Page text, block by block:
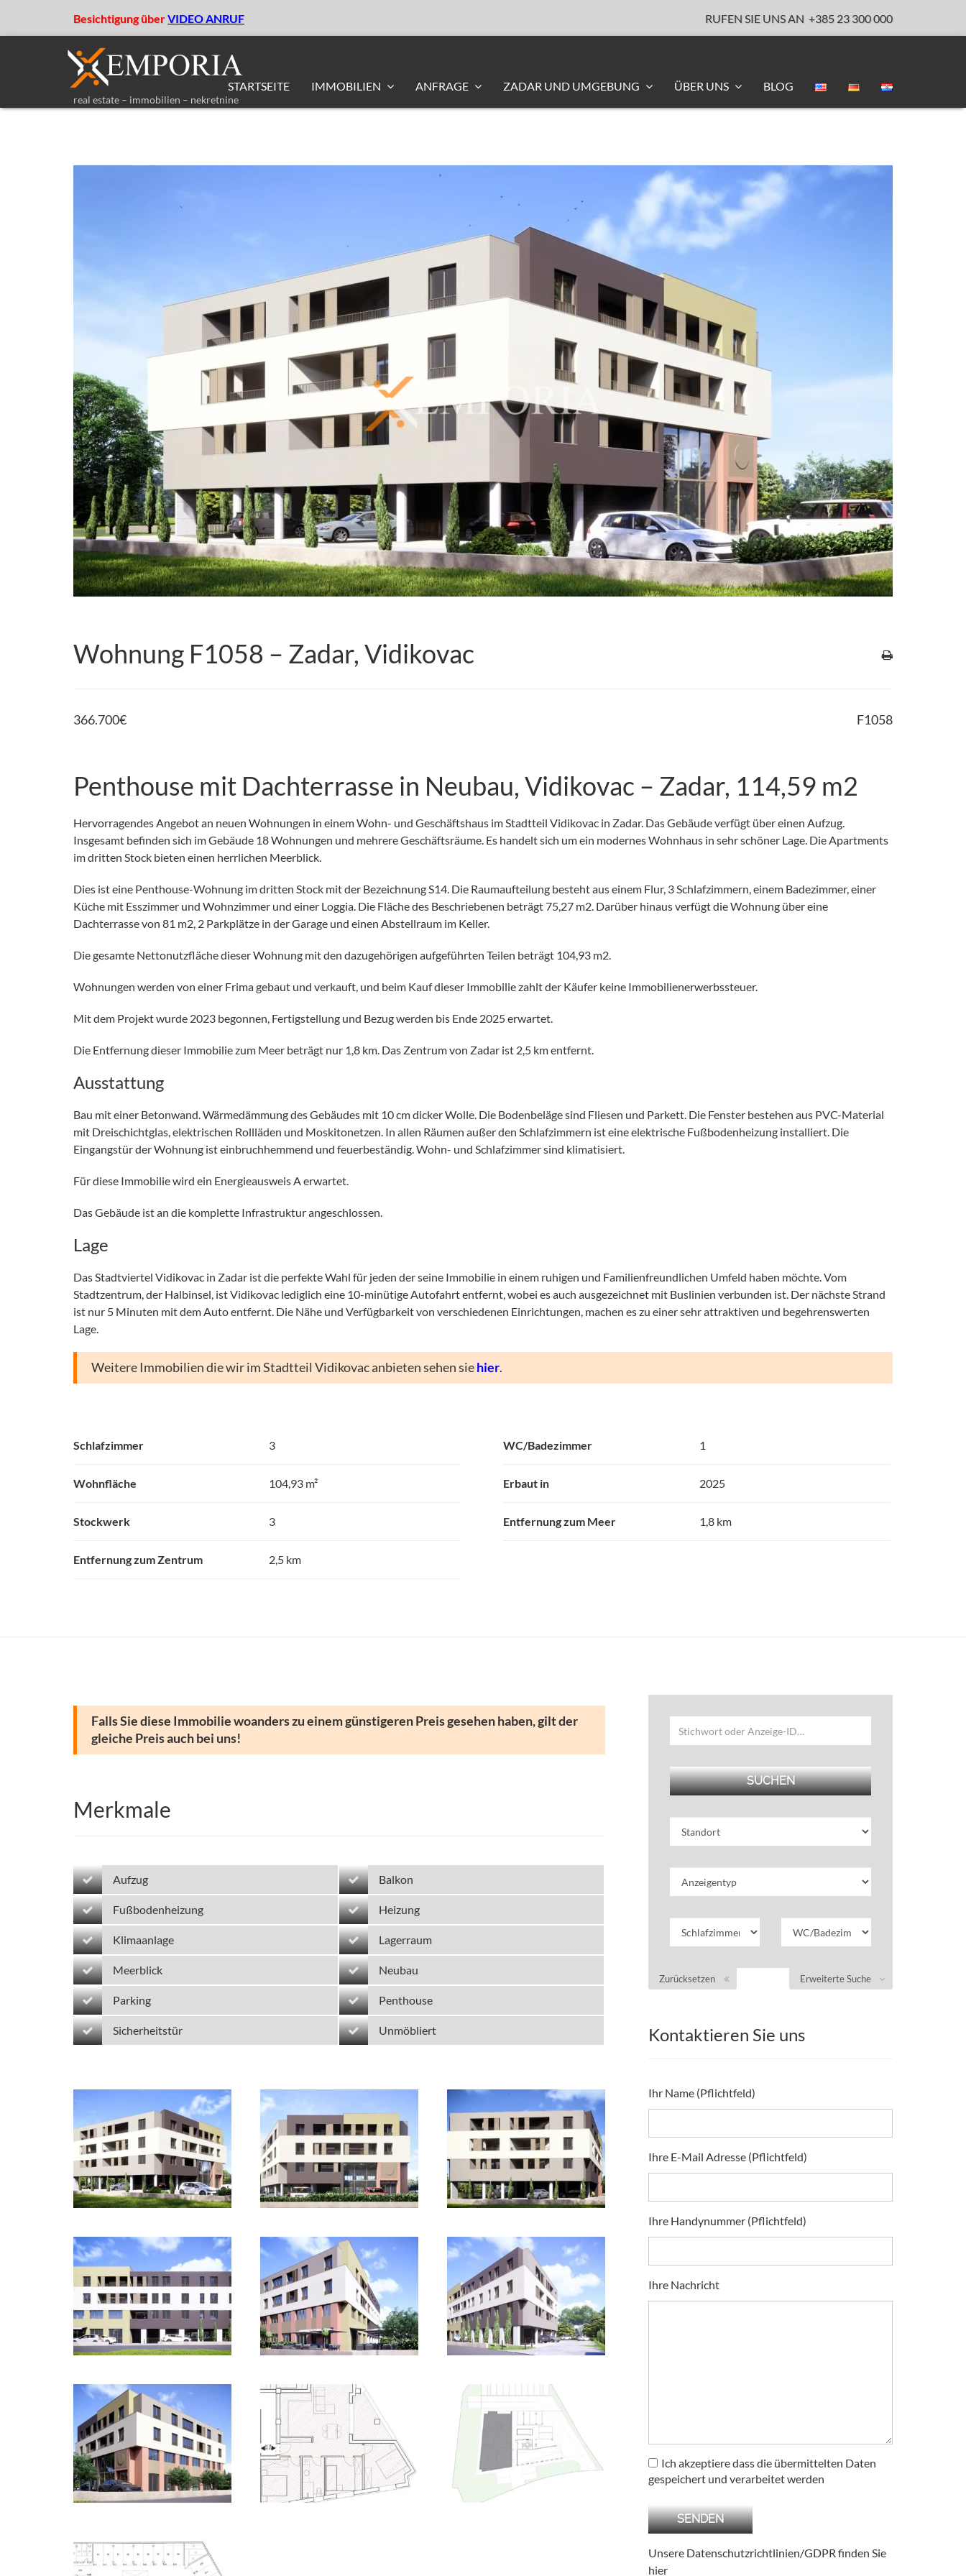
Besichtigung überVIDEO ANRUF RUFEN SIE UNS AN +385 23 300 000
real estate – immobilien – nekretnine
STARTSEITE IMMOBILIEN ANFRAGE ZADAR UND UMGEBUNG ÜBER UNS BLOG
Wohnung F1058 – Zadar, Vidikovac
366.700€ F1058
Penthouse mit Dachterrasse in Neubau, Vidikovac – Zadar, 114,59 m2
Hervorragendes Angebot an neuen Wohnungen in einem Wohn- und Geschäftshaus im Stadtteil Vidikovac in Zadar. Das Gebäude verfügt über einen Aufzug.
Insgesamt befinden sich im Gebäude 18 Wohnungen und mehrere Geschäftsräume. Es handelt sich um ein modernes Wohnhaus in sehr schöner Lage. Die Apartments
im dritten Stock bieten einen herrlichen Meerblick.
Dies ist eine Penthouse-Wohnung im dritten Stock mit der Bezeichnung S14. Die Raumaufteilung besteht aus einem Flur, 3 Schlafzimmern, einem Badezimmer, einer
Küche mit Esszimmer und Wohnzimmer und einer Loggia. Die Fläche des Beschriebenen beträgt 75,27 m2. Darüber hinaus verfügt die Wohnung über eine
Dachterrasse von 81 m2, 2 Parkplätze in der Garage und einen Abstellraum im Keller.
Die gesamte Nettonutzfläche dieser Wohnung mit den dazugehörigen aufgeführten Teilen beträgt 104,93 m2.
Wohnungen werden von einer Frima gebaut und verkauft, und beim Kauf dieser Immobilie zahlt der Käufer keine Immobilienerwerbssteuer.
Mit dem Projekt wurde 2023 begonnen, Fertigstellung und Bezug werden bis Ende 2025 erwartet.
Die Entfernung dieser Immobilie zum Meer beträgt nur 1,8 km. Das Zentrum von Zadar ist 2,5 km entfernt.
Ausstattung
Bau mit einer Betonwand. Wärmedämmung des Gebäudes mit 10 cm dicker Wolle. Die Bodenbeläge sind Fliesen und Parkett. Die Fenster bestehen aus PVC-Material
mit Dreischichtglas, elektrischen Rollläden und Moskitonetzen. In allen Räumen außer den Schlafzimmern ist eine elektrische Fußbodenheizung installiert. Die
Eingangstür der Wohnung ist einbruchhemmend und feuerbeständig. Wohn- und Schlafzimmer sind klimatisiert.
Für diese Immobilie wird ein Energieausweis A erwartet.
Das Gebäude ist an die komplette Infrastruktur angeschlossen.
Lage
Das Stadtviertel Vidikovac in Zadar ist die perfekte Wahl für jeden der seine Immobilie in einem ruhigen und Familienfreundlichen Umfeld haben möchte. Vom
Stadtzentrum, der Halbinsel, ist Vidikovac lediglich eine 10-minütige Autofahrt entfernt, wobei es auch ausgezeichnet mit Buslinien verbunden ist. Der nächste Strand
ist nur 5 Minuten mit dem Auto entfernt. Die Nähe und Verfügbarkeit von verschiedenen Einrichtungen, machen es zu einer sehr attraktiven und begehrenswerten
Lage.
Weitere Immobilien die wir im Stadtteil Vidikovac anbieten sehen siehier.
Schlafzimmer 3 WC/Badezimmer 1
Wohnfläche 104,93 m² Erbaut in 2025
Stockwerk 3 Entfernung zum Meer 1,8 km
Entfernung zum Zentrum 2,5 km
Falls Sie diese Immobilie woanders zu einem günstigeren Preis gesehen haben, gilt der
gleiche Preis auch bei uns!
Merkmale
Aufzug Balkon
Fußbodenheizung Heizung
Klimaanlage Lagerraum
Meerblick Neubau
Parking Penthouse
Sicherheitstür Unmöbliert
Erweiterte Suche
Zurücksetzen
Kontaktieren Sie uns
Ihr Name (Pflichtfeld)
Ihre E-Mail Adresse (Pflichtfeld)
Ihre Handynummer (Pflichtfeld)
Ihre Nachricht
Ich akzeptiere dass die übermittelten Daten
gespeichert und verarbeitet werden
Unsere Datenschutzrichtlinien/GDPR finden Sie
hier